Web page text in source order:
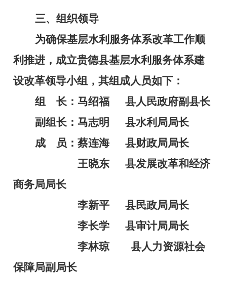
三、组织领导
为确保基层水利服务体系改革工作顺
利推进，成立贵德县基层水利服务体系建
设改革领导小组，其组成人员如下：
组
长：马绍福
县人民政府副县长
副组长：马志明
县水利局局长
成
员：蔡连海
县财政局局长
王晓东
县发展改革和经济
商务局局长
李新平
县民政局局长
李长学
县审计局局长
李林琼
县人力资源社会
保障局副局长